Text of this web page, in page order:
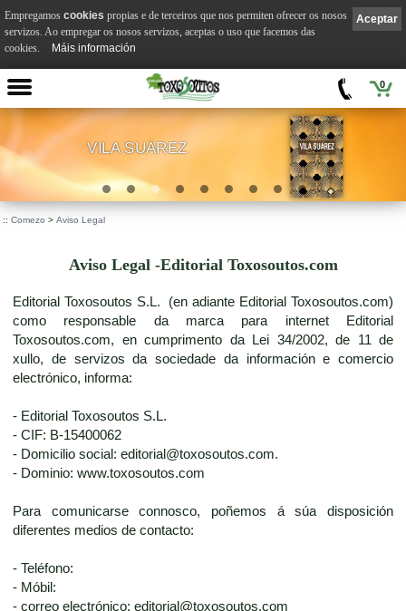
0
VILA SUÁREZ
:: Comezo > Aviso Legal
Aviso Legal -Editorial Toxosoutos.com
Editorial Toxosoutos S.L. (en adiante Editorial Toxosoutos.com)
como responsable da marca para internet Editorial
Toxosoutos.com, en cumprimento da Lei 34/2002, de 11 de
xullo, de servizos da sociedade da información e comercio
electrónico, informa:
- Editorial Toxosoutos S.L.
- CIF: B-15400062
- Domicilio social: editorial@toxosoutos.com.
- Dominio: www.toxosoutos.com
Para comunicarse connosco, poñemos á súa disposición
diferentes medios de contacto:
- Teléfono:
- Móbil:
- correo electrónico: editorial@toxosoutos.com
Aceptar
Empregamos cookies propias e de terceiros que nos permiten ofrecer os nosos
servizos. Ao empregar os nosos servizos, aceptas o uso que facemos das
cookies.
Máis información